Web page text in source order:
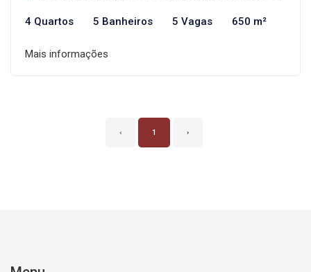
4 Quartos 5 Banheiros 5 Vagas 650 m²
Mais informações
‹ 1 ›